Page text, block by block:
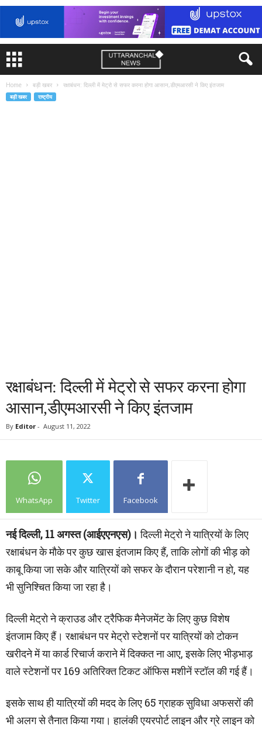
Home बड़ी खबर रक्षाबंधन: दिल्ली में मेट्रो से सफर करना होगा आसान,डीएमआरसी ने किए इंतजाम
बड़ी खबर राष्ट्रीय
रक्षाबंधन: दिल्ली में मेट्रो से सफर करना होगा
आसान,डीएमआरसी ने किए इंतजाम
By Editor - August 11, 2022
WhatsApp Twitter Facebook
नई दिल्ली, 11 अगस्त (आईएएनएस)। दिल्ली मेट्रो ने यात्रियों के लिए
रक्षाबंधन के मौके पर कुछ खास इंतजाम किए हैं, ताकि लोगों की भीड़ को
काबू किया जा सके और यात्रियों को सफर के दौरान परेशानी न हो, यह
भी सुनिश्चित किया जा रहा है।
दिल्ली मेट्रो ने क्राउड और ट्रैफिक मैनेजमेंट के लिए कुछ विशेष
इंतजाम किए हैं। रक्षाबंधन पर मेट्रो स्टेशनों पर यात्रियों को टोकन
खरीदने में या कार्ड रिचार्ज कराने में दिक्कत ना आए, इसके लिए भीड़भाड़
वाले स्टेशनों पर 169 अतिरिक्त टिकट ऑफिस मशीनें स्टॉल की गई हैं।
इसके साथ ही यात्रियों की मदद के लिए 65 ग्राहक सुविधा अफसरों की
भी अलग से तैनात किया गया। हालंकी एयरपोर्ट लाइन और ग्रे लाइन को